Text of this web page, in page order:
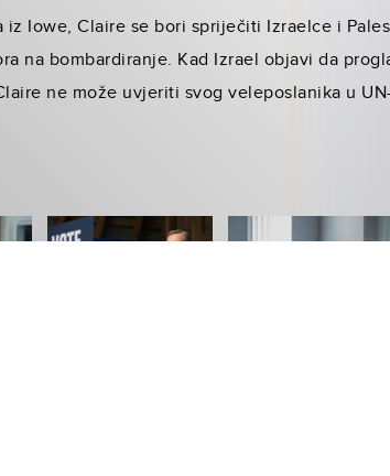
iz Iowe, Claire se bori spriječiti Izraelce i
na bombardiranje. Kad Izrael objavi da
ne može uvjeriti svog veleposlanika u